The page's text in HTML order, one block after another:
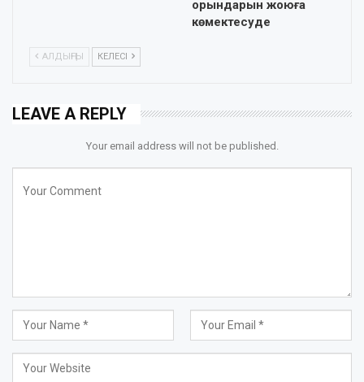
орындарын жоюға
көмектесуде
АЛДЫҢҒЫ КЕЛЕСІ
LEAVE A REPLY
Your email address will not be published.